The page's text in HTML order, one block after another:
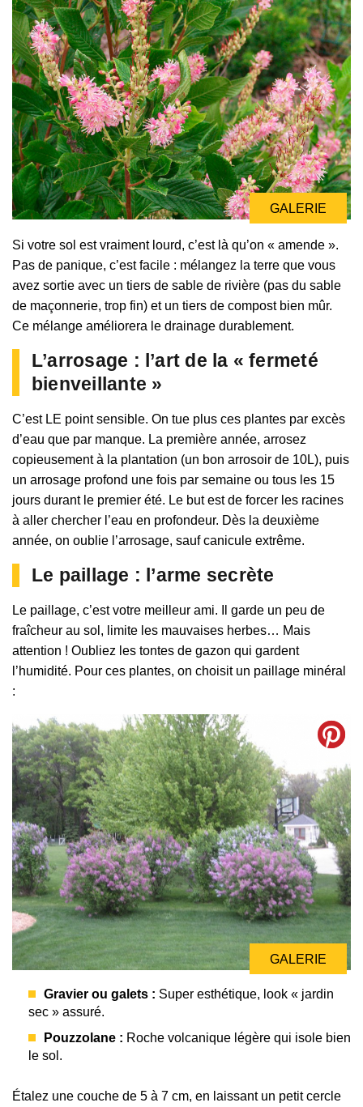
GALERIE
Si votre sol est vraiment lourd, c’est là qu’on « amende ».
Pas de panique, c’est facile : mélangez la terre que vous
avez sortie avec un tiers de sable de rivière (pas du sable
de maçonnerie, trop fin) et un tiers de compost bien mûr.
Ce mélange améliorera le drainage durablement.
L’arrosage : l’art de la « fermeté
bienveillante »
C’est LE point sensible. On tue plus ces plantes par excès
d’eau que par manque. La première année, arrosez
copieusement à la plantation (un bon arrosoir de 10L), puis
un arrosage profond une fois par semaine ou tous les 15
jours durant le premier été. Le but est de forcer les racines
à aller chercher l’eau en profondeur. Dès la deuxième
année, on oublie l’arrosage, sauf canicule extrême.
Le paillage : l’arme secrète
Le paillage, c’est votre meilleur ami. Il garde un peu de
fraîcheur au sol, limite les mauvaises herbes… Mais
attention ! Oubliez les tontes de gazon qui gardent
l’humidité. Pour ces plantes, on choisit un paillage minéral
:
GALERIE
Gravier ou galets : Super esthétique, look « jardin
sec » assuré.
Pouzzolane : Roche volcanique légère qui isole bien
le sol.
Étalez une couche de 5 à 7 cm, en laissant un petit cercle